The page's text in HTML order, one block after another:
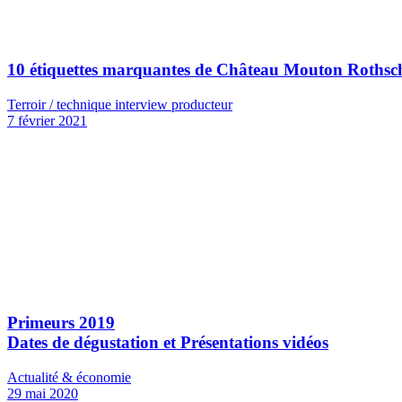
10 étiquettes marquantes de Château Mouton
Terroir / technique interview producteur
7 février 2021
Primeurs 2019
Dates de dégustation et Présentations vidéos
Actualité & économie
29 mai 2020